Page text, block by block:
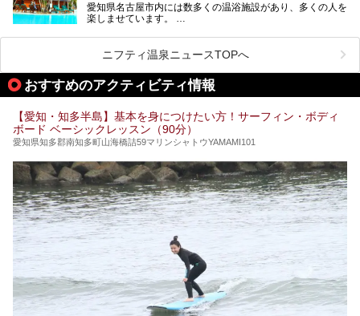
ご紹介します。
愛知県名古屋市内には数多くの温浴施設があり、多くの人を
楽しませています。
ムリエの目線で紹介していきます！
名古屋市内にはスーパー銭湯や日帰り温泉が多く、「どこに
行こうかな？」と悩んでしまう方も多いと思います。
ぜひこの記事を参考にして「キャナル・リゾート」に出かけ
てみるのはいかがでしょうか？
ニフティ温泉ニュースTOPへ
おすすめのアクティビティ情報
【愛知・知多半島】基本を身につけたい方！サーフィン・ボディ
ボード ベーシックレッスン（90分）
愛知県知多郡南知多町山海橋詰59マリンシャトウYAMAMI101